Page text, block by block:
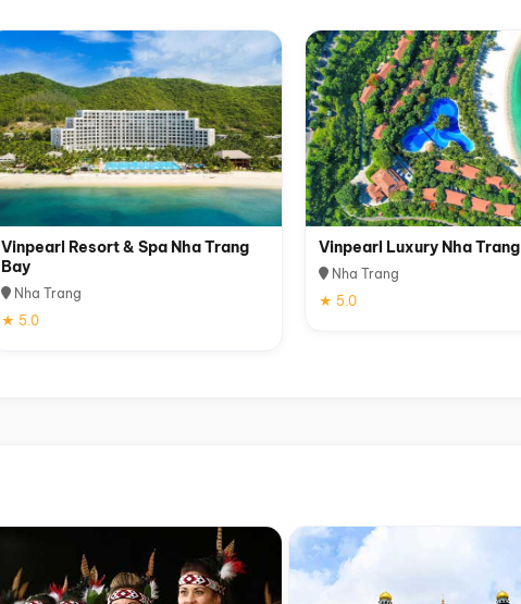
Vinpearl Resort & Spa Nha Trang
Bay
Nha Trang
★ 5.0
Vinpearl Luxury Nha Trang
Nha Trang
★ 5.0